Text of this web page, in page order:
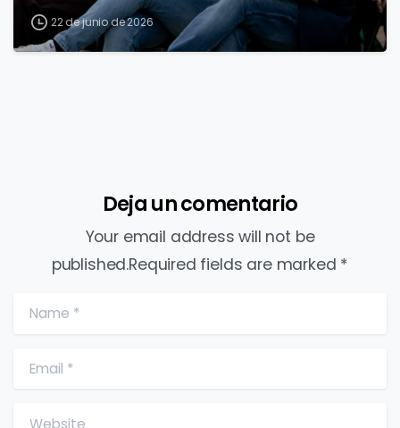
22 de junio de 2026
Deja un comentario
Your email address will not be
published.Required fields are marked *
Name*
Email*
Website